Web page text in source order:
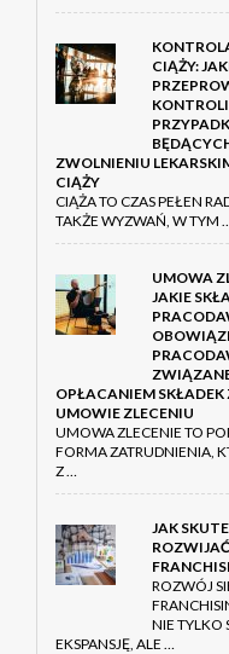
CIĄŻY:
ZWOLNIENIU
CIĄŻY
CIĄŻA TO CZAS PEŁEN
TAKŻE WYZWAŃ, W TYM
UMOWA
JAKIE
OPŁACANIEM SKŁADEK
UMOWIE ZLECENIU
UMOWA ZLECENIE TO
FORMA ZATRUDNIENIA,
Z …
JAK
ROZWÓJ
NIE TYLKO
EKSPANSJĘ, ALE …